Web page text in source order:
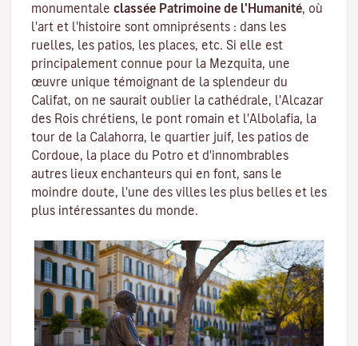
monumentale classée Patrimoine de l'Humanité, où
l'art et l'histoire sont omniprésents : dans les
ruelles, les patios, les places, etc. Si elle est
principalement connue pour la Mezquita, une
œuvre unique témoignant de la splendeur du
Califat, on ne saurait oublier la cathédrale, l'Alcazar
des Rois chrétiens, le pont romain et l'Albolafia, la
tour de la Calahorra, le quartier juif, les patios de
Cordoue, la place du Potro et d'innombrables
autres lieux enchanteurs qui en font, sans le
moindre doute, l'une des villes les plus belles et les
plus intéressantes du monde.